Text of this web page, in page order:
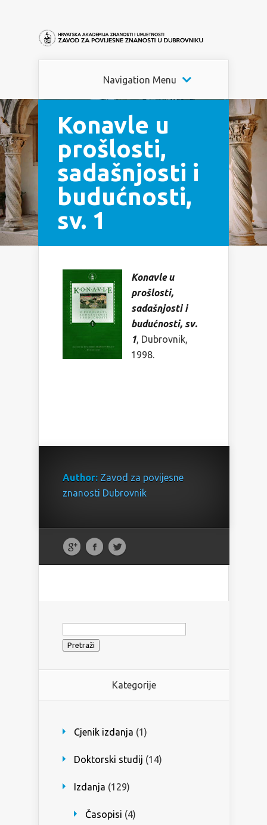
Navigation Menu
Konavle u
prošlosti,
sadašnjosti i
budućnosti,
sv. 1
Konavle u
prošlosti,
sadašnjosti i
budućnosti, sv.
1, Dubrovnik,
1998.
Author: Zavod za povijesne
znanosti Dubrovnik
Pretraži:
Kategorije
Cjenik izdanja (1)
Doktorski studij (14)
Izdanja (129)
Časopisi (4)